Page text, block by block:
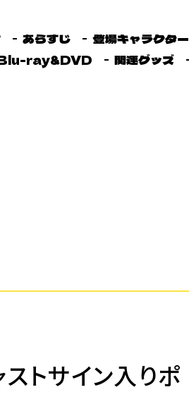
あらすじ 登場キャラクター
ray&DVD 関連グッズ
ストサイン入りポ